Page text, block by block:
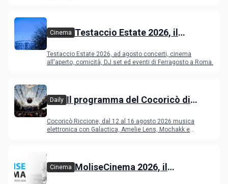
Cinema Testaccio Estate 2026, il
Ferragosto
Testaccio Estate 2026, ad agosto concerti, cinema
all'aperto, comicità, DJ set ed eventi di Ferragosto a Roma.
Daily Il programma del Cocoricò di
Cocoricò Riccione, dal 12 al 16 agosto 2026 musica
elettronica con Galactica, Amelie Lens, Mochakk e
Cinema MoliseCinema 2026, il